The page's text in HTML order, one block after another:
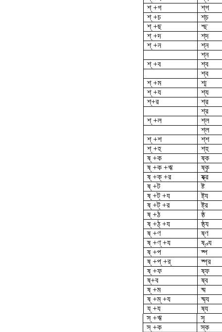
শ্ +গ
শ্‌গ
শ্ +চ
শ্‌চ
শ্ +ছ
শ্ছ
শ্ +দ
শ্‌দ
শ্ +ন
শ্ন
শ্‌ন
শ্ +ব
শ্ব
শ্‌ব
শ্ +ম
শ্ম
শ্ +য
শ্য
শ্‌+র
শ্র
শ্‌র
শ্ +ল
শ্ল
শ্‌ল
শ্ +শ
শ্‌শ
শ্ +হ
শ্‌হ
ষ্ +ক
ষ্ক
ষ্ +ক +ঋ
ষ্কৃ
ষ্ +ক্ +র
ষ্ক্র
ষ্ +ট
ষ্ট
ষ্ +ট্ +য
ষ্ট্য
ষ্ +ট্ +র
ষ্ট্র
ষ্ +ঠ
ষ্ঠ
ষ্ +ঠ্ +য
ষ্ঠ্য
ষ্ +ণ
ষ্ণ
ষ্ +ণ্ +য
ষ্ণ্য
ষ্ +প
ষ্প
ষ্ +প্ +র্
ষ্প্র
ষ্ +ফ
ষ্ফ
ষ্‌+ব
ষ্ব
ষ্ +ম
ষ্ম
ষ্ +ম্ +য
ষ্ম্য
য্ +য
ষ্য
স্ +ঋ
সৃ
স্ +ক
স্ক